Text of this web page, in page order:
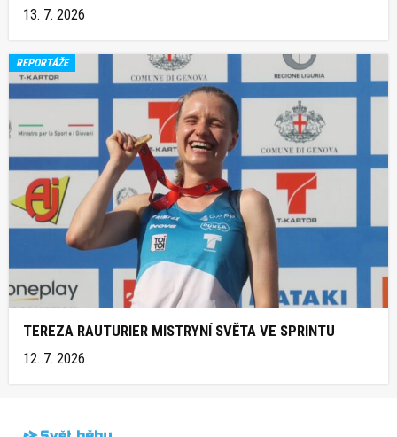
13. 7. 2026
REPORTÁŽE
TEREZA RAUTURIER MISTRYNÍ SVĚTA VE SPRINTU
12. 7. 2026